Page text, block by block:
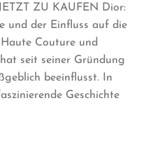
ZU KAUFEN Dior:
und der Einfluss auf die
Couture und
seit seiner Gründung
beeinflusst. In
Geschichte